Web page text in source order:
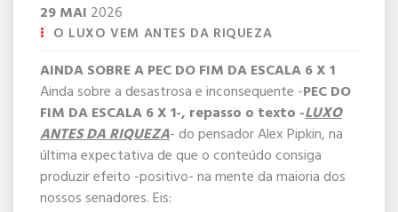
HORRIPILANTES da PROVA NACIONAL
DOCENTE, aplicada em 2025. Digo e repito -
HORRIPILANTES- porque o EXAME escancarou que
– dentre as áreas avaliadas, os PROFESSORES DE
MATEMÁTICA apresentaram um insignificante
-ÍNDICE DE PROFICIÊNCIA-. Enquanto CIÊNCIAS
HUMANAS alcançou o número de 80,2% profissionais
proficientes, a MATEMÁTICA não atingiu nem metade,
ficando apenas com 45% dos PARTICIPANTES. Que
ESSENCIAL NA EDUCAÇÃO
29MAI 2026
O LUXO VEM ANTES DA RIQUEZA
AINDA SOBRE A PEC DO FIM DA ESCALA 6 X 1
Ainda sobre a desastrosa e inconsequente -PEC DO
FIM DA ESCALA 6 X 1-, repasso o texto -LUXO
ANTES DA RIQUEZA- do pensador Alex Pipkin, na
última expectativa de que o conteúdo consiga
produzir efeito -positivo- na mente da maioria dos
nossos senadores. Eis: